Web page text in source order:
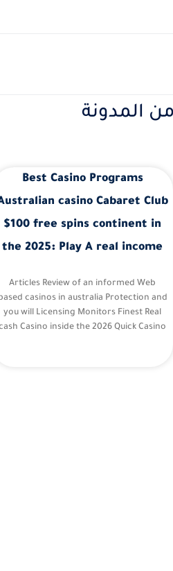
المدونة
Best Casino Programs
casino Cabaret Club
$100 free spins continent in
the 2025: Play A real income
Articles Review of an informed Web
casinos in australia Protection and
you will Licensing Monitors Finest Real
Casino inside the 2026 Quick Casino